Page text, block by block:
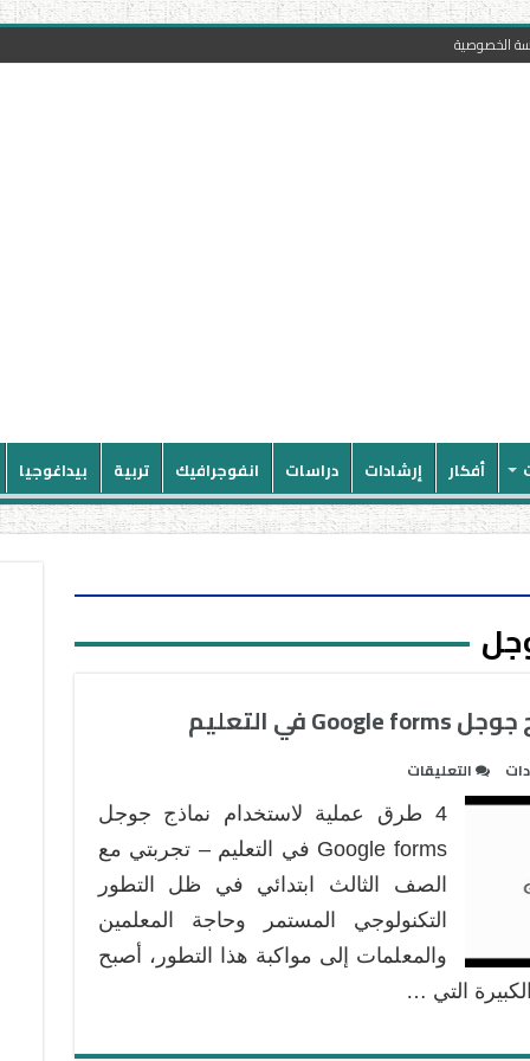
الخصوصية
أفكار إرشادات دراسات انفوجرافيك تربية بيداغوجيا
التعليقات
طرق
عملية
لاستخدام
نماذج
جوجل
Google
4 طرق عملية لاستخدام نماذج جوجل
Google forms في التعليم – تجربتي مع
الصف الثالث ابتدائي في ظل التطور
التكنولوجي المستمر وحاجة المعلمين
والمعلمات إلى مواكبة هذا التطور، أصبح
التي …